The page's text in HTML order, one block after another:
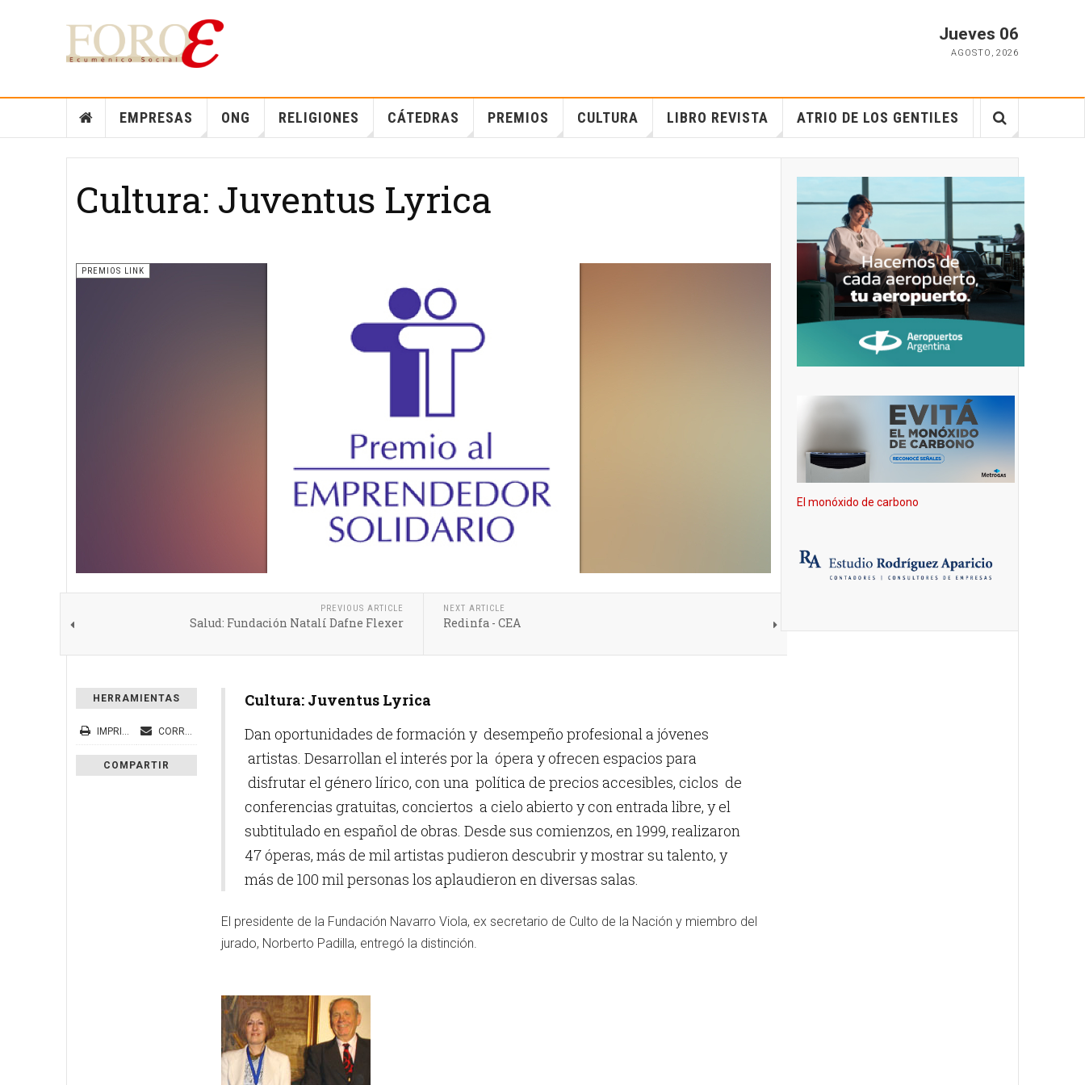
Jueves 06
AGOSTO , 2026
EMPRESAS ONG RELIGIONES CÁTEDRAS PREMIOS CULTURA LIBRO REVISTA ATRIO DE LOS GENTILES
Cultura: Juventus Lyrica
PREMIOS LINK
PREVIOUS ARTICLE
Salud: Fundación Natalí Dafne Flexer
NEXT ARTICLE
Redinfa - CEA
HERRAMIENTAS
IMPRIMIR CORREO ELECTRÓNICO
COMPARTIR
Cultura: Juventus Lyrica
Dan oportunidades de formación y desempeño profesional a jóvenes
artistas. Desarrollan el interés por la ópera y ofrecen espacios para
disfrutar el género lírico, con una política de precios accesibles, ciclos de
conferencias gratuitas, conciertos a cielo abierto y con entrada libre, y el
subtitulado en español de obras. Desde sus comienzos, en 1999, realizaron
47 óperas, más de mil artistas pudieron descubrir y mostrar su talento, y
más de 100 mil personas los aplaudieron en diversas salas.
El presidente de la Fundación Navarro Viola, ex secretario de Culto de la Nación y miembro del
jurado, Norberto Padilla, entregó la distinción.
El monóxido de carbono